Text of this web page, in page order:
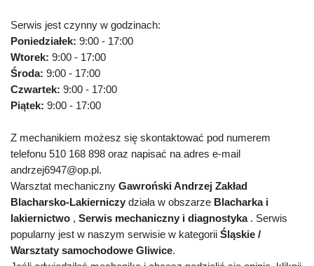
Serwis jest czynny w godzinach:
Poniedziałek: 9:00 - 17:00
Wtorek: 9:00 - 17:00
Środa: 9:00 - 17:00
Czwartek: 9:00 - 17:00
Piątek: 9:00 - 17:00
Z mechanikiem możesz się skontaktować pod numerem
telefonu 510 168 898 oraz napisać na adres e-mail
andrzej6947@op.pl.
Warsztat mechaniczny Gawroński Andrzej Zakład
Blacharsko-Lakierniczy działa w obszarze Blacharka i
lakiernictwo , Serwis mechaniczny i diagnostyka. Serwis
popularny jest w naszym serwisie w kategorii Śląskie /
Warsztaty samochodowe Gliwice.